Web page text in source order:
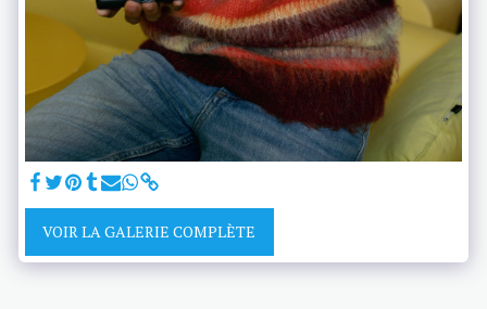
VOIR LA GALERIE COMPLÈTE